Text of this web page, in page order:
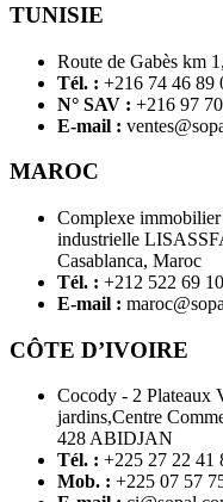
TUNISIE
Route de Gabès km
Tél. : +216 74 46 89
N° SAV : +216 97
E-mail :
MAROC
Complexe
industrielle
Casablanca, Maroc
Tél. : +212 522 69
E-mail :
CÔTE D’IVOIRE
Cocody - 2 Plateaux
jardins,Centre
428 ABIDJAN
Tél. : +225 27 22 41
Mob. : +225 07 57